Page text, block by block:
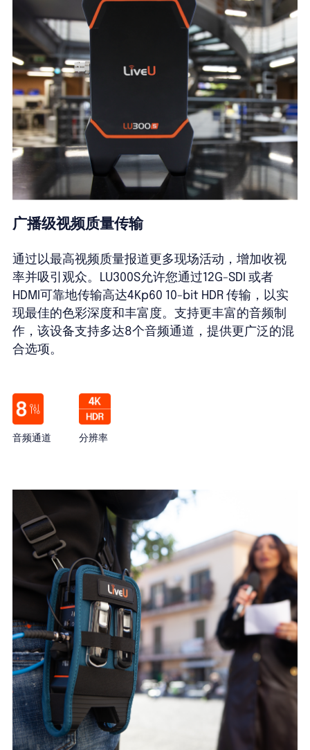
广播级视频质量传输
通过以最高视频质量报道更多现场活动，增加收视
率并吸引观众。LU300S允许您通过12G-SDI 或者
HDMI可靠地传输高达4Kp60 10-bit HDR 传输，以实
现最佳的色彩深度和丰富度。支持更丰富的音频制
作，该设备支持多达8个音频通道，提供更广泛的混
合选项。
音频通道 分辨率